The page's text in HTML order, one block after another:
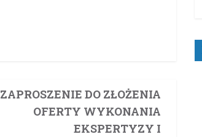
ZAPROSZENIE DO ZŁOŻENIA
OFERTY WYKONANIA
EKSPERTYZY I